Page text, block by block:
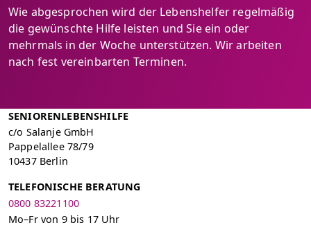
Wie abgesprochen wird der Lebenshelfer regelmäßig
die gewünschte Hilfe leisten und Sie ein oder
mehrmals in der Woche unterstützen. Wir arbeiten
nach fest vereinbarten Terminen.
SENIORENLEBENSHILFE
c/o Salanje GmbH
Pappelallee 78/79
10437 Berlin
TELEFONISCHE BERATUNG
0800 83221100
Mo–Fr von 9 bis 17 Uhr